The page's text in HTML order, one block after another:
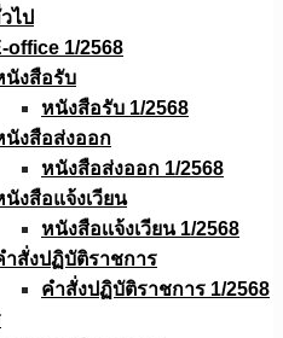
ไป
office 1/2568
นังสือรับ
หนังสือรับ 1/2568
นังสือส่งออก
หนังสือส่งออก 1/2568
นังสือแจ้งเวียน
หนังสือเเจ้งเวียน 1/2568
ำสั่งปฏิบัติราชการ
คำสั่งปฏิบัติราชการ 1/2568